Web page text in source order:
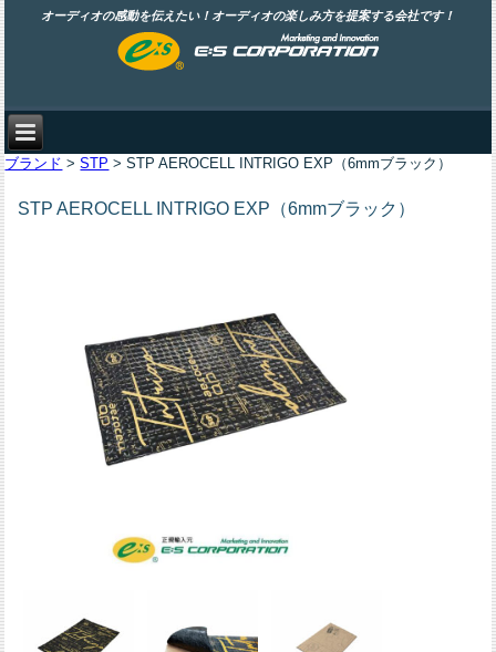
オーディオの感動を伝えたい！オーディオの楽しみ方を提案する会社です！
ブランド >STP > STP AEROCELL INTRIGO EXP（6mmブラック）
STP AEROCELL INTRIGO EXP（6mmブラック）